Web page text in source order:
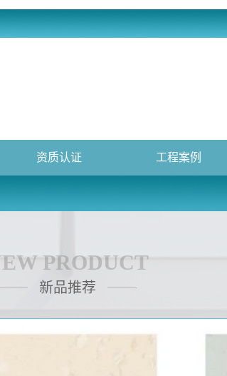
资质认证 工程案例
PRODUCT
新品推荐